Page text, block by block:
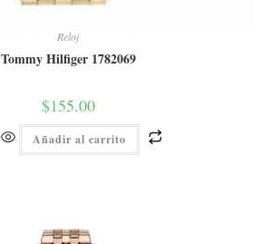
Reloj
Tommy Hilfiger 1782069
$155.00
Añadir al carrito